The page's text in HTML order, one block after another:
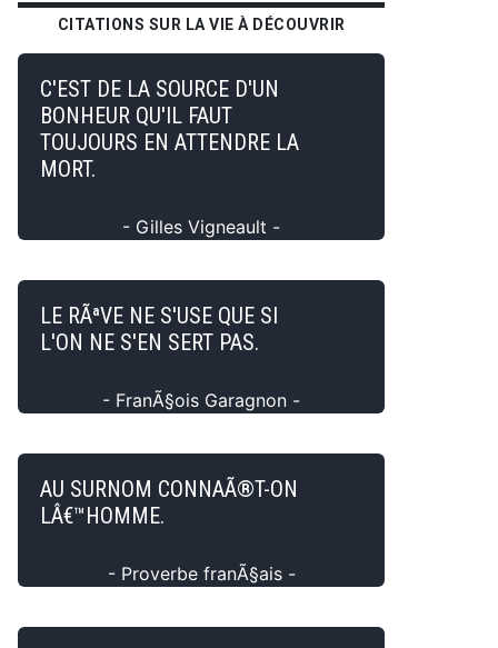
CITATIONS SUR LA VIE À DÉCOUVRIR
C'EST DE LA SOURCE D'UN
BONHEUR QU'IL FAUT
TOUJOURS EN ATTENDRE LA
MORT.
- Gilles Vigneault -
LE RÃªVE NE S'USE QUE SI
L'ON NE S'EN SERT PAS.
- FranÃ§ois Garagnon -
AU SURNOM CONNAÃ®T-ON
LÂ€™HOMME.
- Proverbe franÃ§ais -